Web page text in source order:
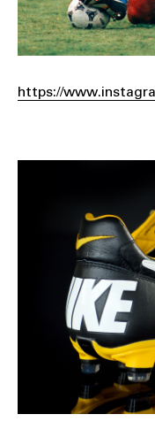
https://